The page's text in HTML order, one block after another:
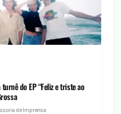
do EP “Feliz e triste ao
de Imprensa